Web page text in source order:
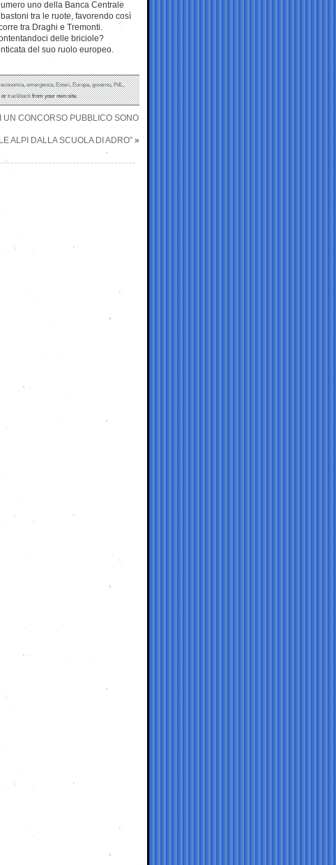
uno della Banca Centrale
tra le ruote, favorendo così
tra Draghi e Tremonti.
delle briciole?
del suo ruolo europeo.
economia,emergenza,Esteri,Europa,governo,PdL,
ortrackbackfrom your own site.
UN CONCORSO PUBBLICO SONO
ALPI DALLA SCUOLA DI ADRO” »